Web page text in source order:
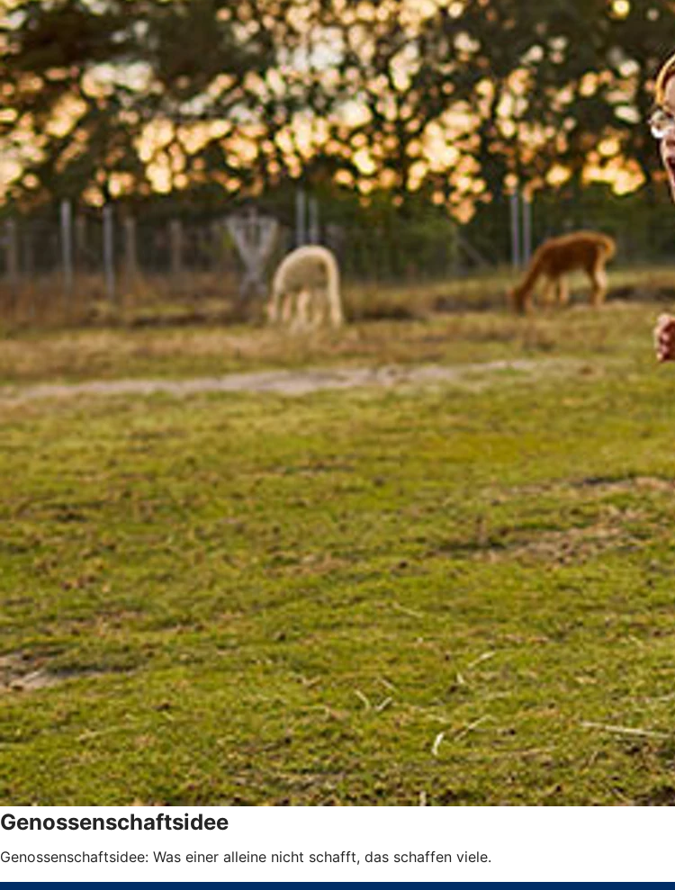
Genossenschaftsidee
Genossenschaftsidee: Was einer alleine nicht schafft, das schaffen viele.